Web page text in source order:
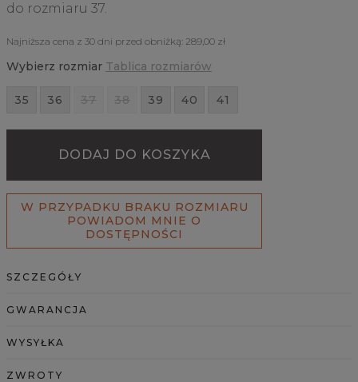
do rozmiaru 37.
Najniższa cena z 30 dni przed obniżką: 289,00 zł
Wybierz rozmiar Tablica rozmiarów
35 36 37 38 39 40 41
DODAJ DO KOSZYKA
W PRZYPADKU BRAKU ROZMIARU
POWIADOM MNIE O
DOSTĘPNOŚCI
SZCZEGÓŁY
GWARANCJA
WYSYŁKA
ZWROTY